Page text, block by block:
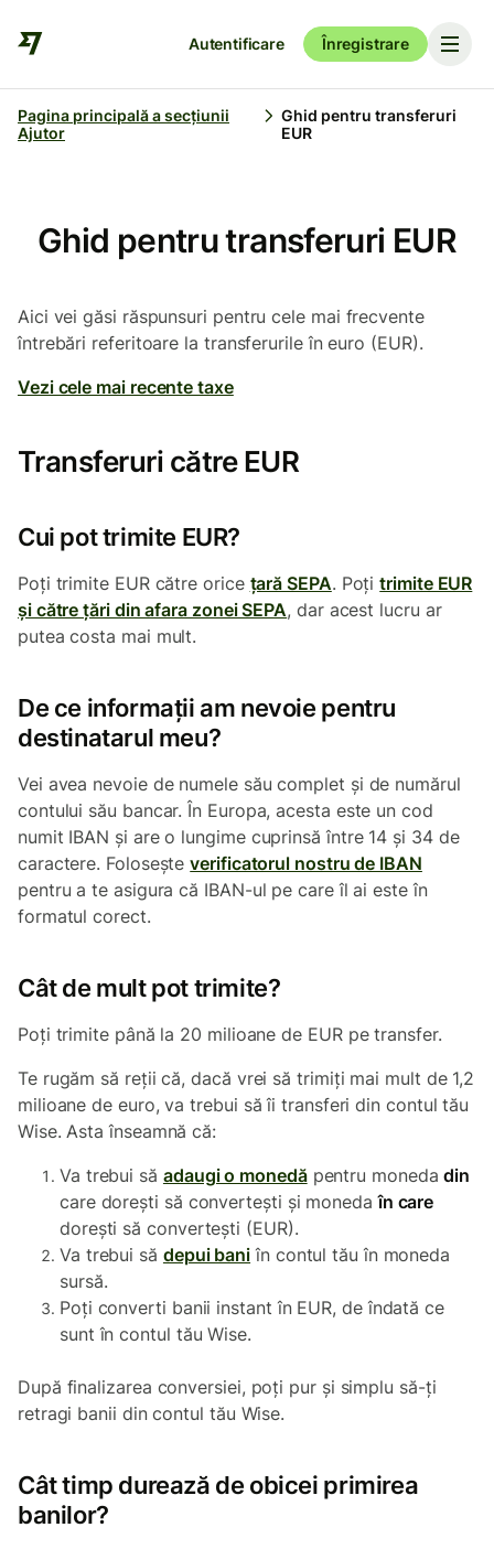
Autentificare Înregistrare
Pagina principală a secțiunii
Ajutor
Ghid pentru transferuri
EUR
Ghid pentru transferuri EUR
Aici vei găsi răspunsuri pentru cele mai frecvente
întrebări referitoare la transferurile în euro (EUR).
Vezi cele mai recente taxe
Transferuri către EUR
Cui pot trimite EUR?
Poți trimite EUR către orice țară SEPA. Poțitrimite EUR
și către țări din afara zonei SEPA, dar acest lucru ar
putea costa mai mult.
De ce informații am nevoie pentru
destinatarul meu?
Vei avea nevoie de numele său complet și de numărul
contului său bancar. În Europa, acesta este un cod
numit IBAN și are o lungime cuprinsă între 14 și 34 de
caractere. Foloseșteverificatorul nostru de IBAN
pentru a te asigura că IBAN-ul pe care îl ai este în
formatul corect.
Cât de mult pot trimite?
Poți trimite până la 20 milioane de EUR pe transfer.
Te rugăm să reții că, dacă vrei să trimiți mai mult de 1,2
milioane de euro, va trebui să îi transferi din contul tău
Wise. Asta înseamnă că:
Va trebui să adaugi o monedăpentru monedadin
care dorești să convertești și monedaîn care
dorești să convertești (EUR).
Va trebui să depui bani în contul tău în moneda
sursă.
Poți converti banii instant în EUR, de îndată ce
sunt în contul tău Wise.
După finalizarea conversiei, poți pur și simplu să-ți
retragi banii din contul tău Wise.
Cât timp durează de obicei primirea
banilor?